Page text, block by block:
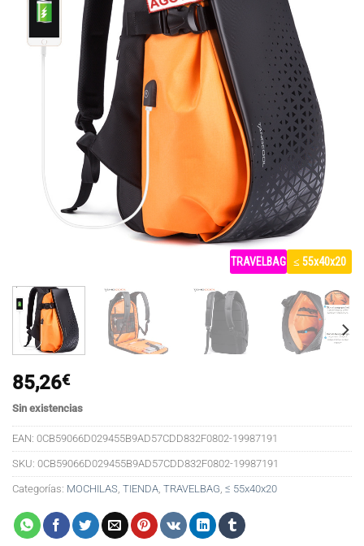
TRAVELBAG ≤ 55x40x20
85,26€
Sin existencias
EAN: 0CB59066D029455B9AD57CDD832F0802-19987191
SKU: 0CB59066D029455B9AD57CDD832F0802-19987191
Categorías: MOCHILAS TIENDA TRAVELBAG ≤ 55x40x20